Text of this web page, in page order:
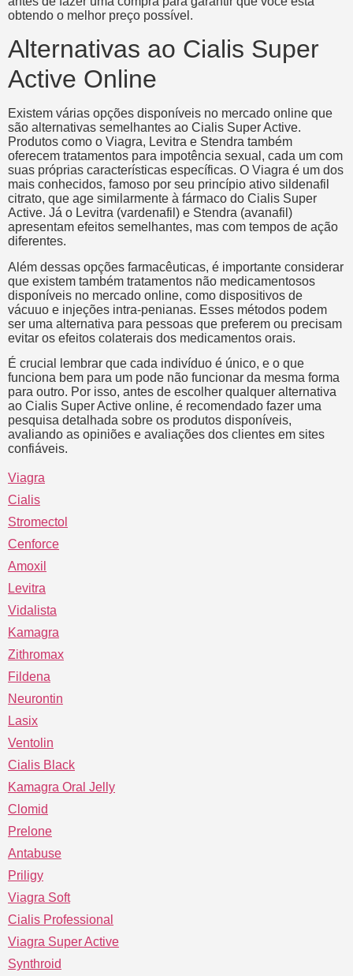
obtendo o melhor preço possível.
Alternativas ao Cialis Super
Active Online
Existem várias opções disponíveis no mercado online que
são alternativas semelhantes ao Cialis Super Active.
Produtos como o Viagra, Levitra e Stendra também
oferecem tratamentos para impotência sexual, cada um com
suas próprias características específicas. O Viagra é um dos
mais conhecidos, famoso por seu princípio ativo sildenafil
citrato, que age similarmente à fármaco do Cialis Super
Active. Já o Levitra (vardenafil) e Stendra (avanafil)
apresentam efeitos semelhantes, mas com tempos de ação
diferentes.
Além dessas opções farmacêuticas, é importante considerar
que existem também tratamentos não medicamentosos
disponíveis no mercado online, como dispositivos de
vácuuo e injeções intra-penianas. Esses métodos podem
ser uma alternativa para pessoas que preferem ou precisam
evitar os efeitos colaterais dos medicamentos orais.
É crucial lembrar que cada indivíduo é único, e o que
funciona bem para um pode não funcionar da mesma forma
para outro. Por isso, antes de escolher qualquer alternativa
ao Cialis Super Active online, é recomendado fazer uma
pesquisa detalhada sobre os produtos disponíveis,
avaliando as opiniões e avaliações dos clientes em sites
confiáveis.
Viagra
Cialis
Stromectol
Cenforce
Amoxil
Levitra
Vidalista
Kamagra
Zithromax
Fildena
Neurontin
Lasix
Ventolin
Cialis Black
Kamagra Oral Jelly
Clomid
Prelone
Antabuse
Priligy
Viagra Soft
Cialis Professional
Viagra Super Active
Synthroid